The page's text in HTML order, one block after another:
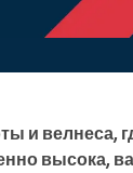
и велнеса,
высока,